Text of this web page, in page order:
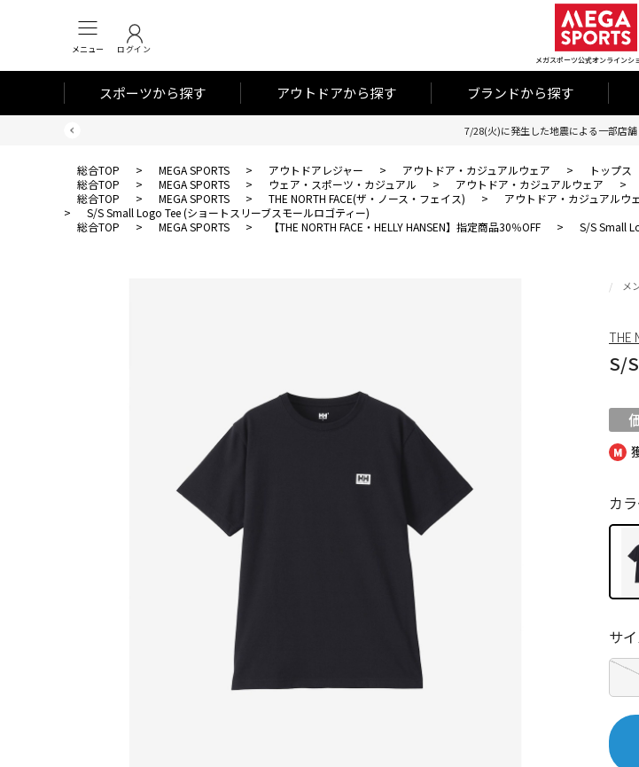
メニュー ログイン
メガスポーツ公式オンラインシ
スポーツから探す アウトドアから探す ブランドから探す
7/28(火)に発生した地震による一部店
総合TOP > MEGA SPORTS > アウトドアレジャー > アウトドア・カジュアルウェア > トップス
総合TOP
> MEGA SPORTS > ウェア・スポーツ・カジュアル > アウトドア・カジュアルウェア >
総合TOP
> MEGA SPORTS > THE NORTH FACE(ザ・ノース・フェイス) > アウトドア・カジュアルウ
>
S/S Small Logo Tee (ショートスリーブスモールロゴティー)
総合TOP
> MEGA SPORTS > 【THE NORTH FACE・HELLY HANSEN】指定商品30％OFF > S/S Small
メ
S/
カ
サ
THE